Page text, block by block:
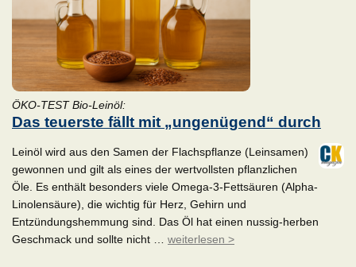
ÖKO-TEST Bio-Leinöl:
Das teuerste fällt mit „ungenügend“ durch
Leinöl wird aus den Samen der Flachspflanze (Leinsamen)
gewonnen und gilt als eines der wertvollsten pflanzlichen
Öle. Es enthält besonders viele Omega-3-Fettsäuren (Alpha-
Linolensäure), die wichtig für Herz, Gehirn und
Entzündungshemmung sind. Das Öl hat einen nussig-herben
Geschmack und sollte nicht … weiterlesen >